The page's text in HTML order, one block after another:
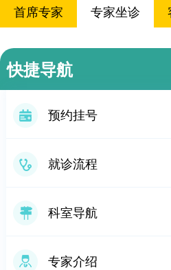
首席专家 专家坐诊
外科专家
快捷导航
预约挂号
就诊流程
科室导航
专家介绍